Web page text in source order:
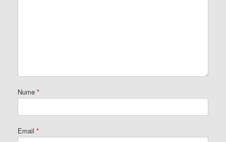
Nume *
Email *